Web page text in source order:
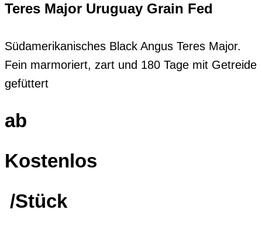
Teres Major Uruguay Grain Fed
Südamerikanisches Black Angus Teres Major.
Fein marmoriert, zart und 180 Tage mit Getreide
gefüttert
ab
Kostenlos
/Stück